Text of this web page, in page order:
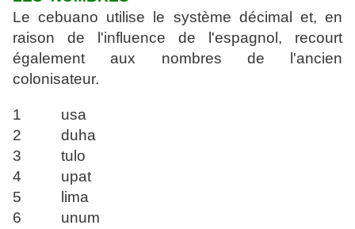
Le cebuano utilise le système décimal et, en
raison de l'influence de l'espagnol, recourt
également aux nombres de l'ancien
colonisateur.
1 usa
2 duha
3 tulo
4 upat
5 lima
6 unum